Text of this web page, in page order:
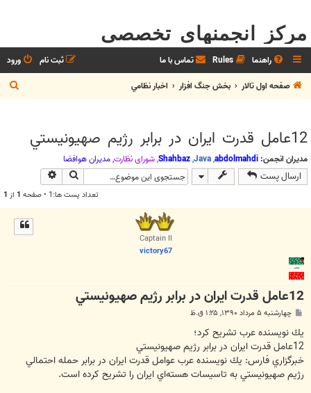
مرکز انجمنهای تخصصی
راهنما Rules تماس با ما ورود
ثبت نام
صفحه اول تالار
بخش جنگ افزار اخبار نظامي
س
12عامل قدرت ايران در برابر رژيم صهيونيستي
مدیران انجمن: abdolmahdi
,
Java
,
Shahbaz
,شوراي نظارت,مديران هوافضا
ارسال پست جستجو
تعداد پست ها:1 • صفحه 1 از 1
Captain II
victory67
12عامل قدرت ايران در برابر رژيم صهيونيستي
س
ت
چهارشنبه ۵ مرداد ۱۳۹۰, ۱:۲۵ ق.ظ
يك نويسنده عرب تشريح كرد؛
12عامل قدرت ايران در برابر رژيم صهيونيستي
خبرگزاري فارس: يك نويسنده عرب عوامل قدرت ايران در برابر حمله احتمالي
رژيم صهيونيستي به تاسيسات هسته‌اي ايران را تشريح كرده است.